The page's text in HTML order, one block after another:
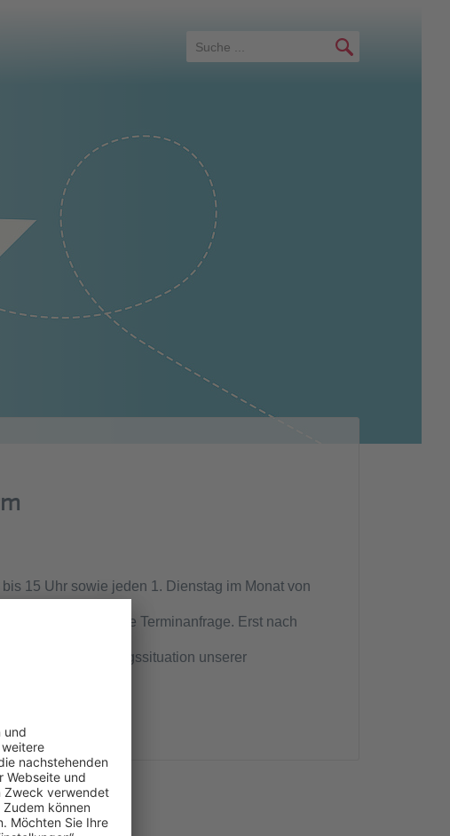
15 Uhr sowie jeden 1. Dienstag im Monat von
Sie zunächst eine Terminanfrage. Erst nach
der Versorgungssituation unserer
dauert.